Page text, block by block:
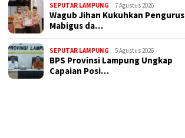
SEPUTAR LAMPUNG 7 Agustus 2026
Wagub Jihan Kukuhkan Pengurus
Mabigus da…
SEPUTAR LAMPUNG 5 Agustus 2026
BPS Provinsi Lampung Ungkap
Capaian Posi…